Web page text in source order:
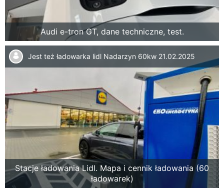
Audi e-tron GT, dane techniczne, test.
Jest też ładowarka lidl Nadarzyn 60kw 21.02.2025
Stacje ładowania Lidl. Mapa i cennik ładowania (60
ładowarek)